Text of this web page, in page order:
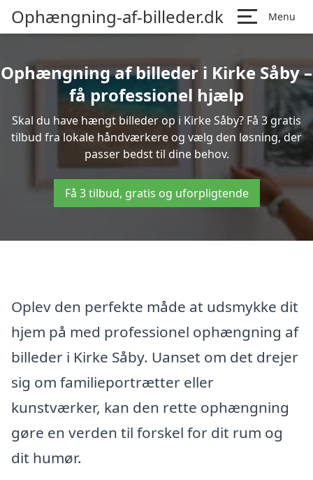
Ophængning-af-billeder.dk Menu
Ophængning af billeder i Kirke Såby –
få professionel hjælp
Skal du have hængt billeder op i Kirke Såby? Få 3 gratis
tilbud fra lokale håndværkere og vælg den løsning, der
passer bedst til dine behov.
Få 3 tilbud, gratis og uforpligtende
Oplev den perfekte måde at udsmykke dit
hjem på med professionel ophængning af
billeder i Kirke Såby. Uanset om det drejer
sig om familieportrætter eller
kunstværker, kan den rette ophængning
gøre en verden til forskel for dit rum og
dit humør.